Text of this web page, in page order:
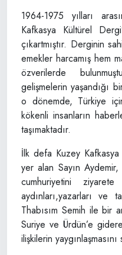
1964-1975 yılları
Kafkasya Kültürel
çıkartmıştır. Derginin
emekler harcamış hem
özverilerde
gelişmelerin yaşandığı
o dönemde, Türkiye
kökenli insanların
taşımaktadır.
İlk defa Kuzey
yer alan Sayın
cumhuriyetini
aydınları,yazarları ve
Thabısım Semih ile bir
Suriye ve Ürdün’e
ilişkilerin yaygınlaşmasını